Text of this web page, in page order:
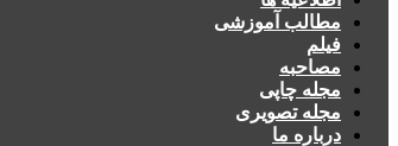
مطالب آموزشی
فیلم
مصاحبه
مجله چاپی
مجله تصویری
درباره ما